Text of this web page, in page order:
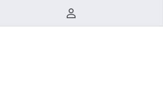
Menu do usuário